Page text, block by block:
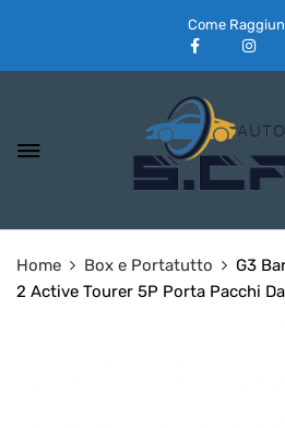
Come
Home Box e Portatutto
G3
2 Active Tourer 5P Porta Pacchi